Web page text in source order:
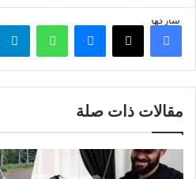
شاركهافيسبوك ‫X ماسنجر واتساب
مقالات ذات صلة